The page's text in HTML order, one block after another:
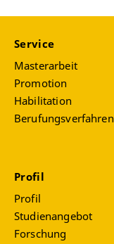
Service
Masterarbeit
Promotion
Habilitation
Berufungsverfahren
Profil
Profil
Studienangebot
Forschung